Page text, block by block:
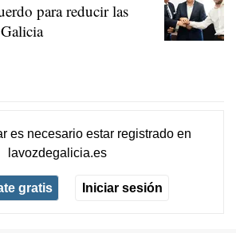
para reducir las
es necesario estar registradoen
lavozdegalicia.es
gratis Iniciar sesión